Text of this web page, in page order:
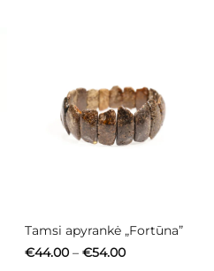
Tamsi apyrankė „Fortūna”
€44.00 – €54.00Price